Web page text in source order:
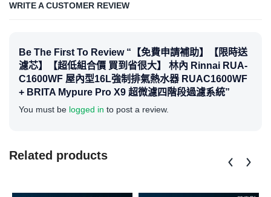
WRITE A CUSTOMER REVIEW
Be The First To Review “【免費申請補助】【限時送
濾芯】【超低組合價 買到省很大】 林內 Rinnai RUA-
C1600WF 屋內型16L強制排氣熱水器 RUAC1600WF
+ BRITA Mypure Pro X9 超微濾四階段過濾系統”
You must be logged in to post a review.
Related products